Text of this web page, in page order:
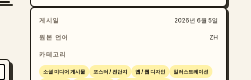
게시일 2026년 6월 5일
원본 언어 ZH
카테고리
소셜 미디어 게시물 포스터 / 전단지 앱 / 웹 디자인 일러스트레이션